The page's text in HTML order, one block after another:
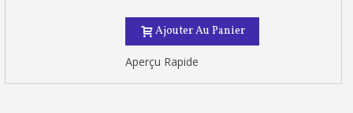
Ajouter Au Panier
Aperçu Rapide